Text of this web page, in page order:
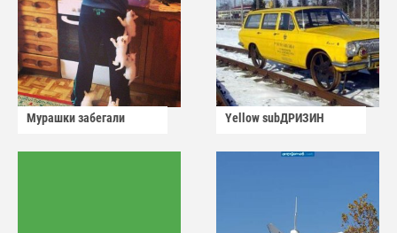
Мурашки забегали Yellow subДРИЗИН